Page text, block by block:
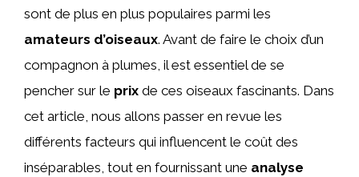
sont de plus en plus populaires parmi les
amateurs d’oiseaux. Avant de faire le choix d’un
compagnon à plumes, il est essentiel de se
pencher sur le prix de ces oiseaux fascinants. Dans
cet article, nous allons passer en revue les
différents facteurs qui influencent le coût des
inséparables, tout en fournissant une analyse